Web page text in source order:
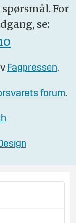
For
se:
Fagpressen.
forum.